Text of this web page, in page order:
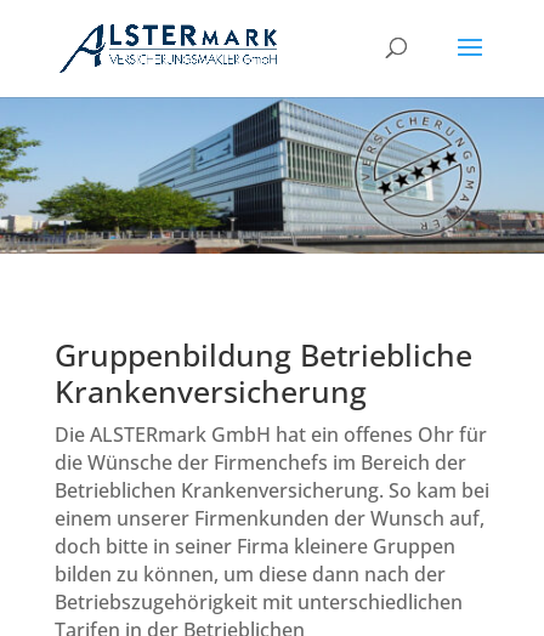
Gruppenbildung Betriebliche
Krankenversicherung
Die ALSTERmark GmbH hat ein offenes Ohr für
die Wünsche der Firmenchefs im Bereich der
Betrieblichen Krankenversicherung. So kam bei
einem unserer Firmenkunden der Wunsch auf,
doch bitte in seiner Firma kleinere Gruppen
bilden zu können, um diese dann nach der
Betriebszugehörigkeit mit unterschiedlichen
Tarifen in der Betrieblichen